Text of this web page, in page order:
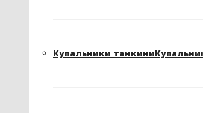
Купальники танкини